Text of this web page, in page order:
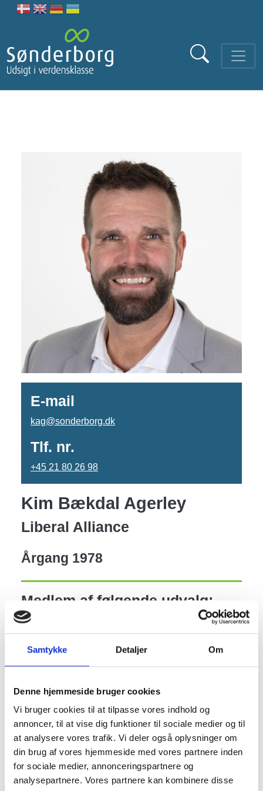
Samtykke Detaljer Om
Denne hjemmeside bruger cookies
Vi bruger cookies til at tilpasse vores indhold og
annoncer, til at vise dig funktioner til sociale medier og til
at analysere vores trafik. Vi deler også oplysninger om
din brug af vores hjemmeside med vores partnere inden
for sociale medier, annonceringspartnere og
analysepartnere. Vores partnere kan kombinere disse
E-mail
kag@sonderborg.dk
Tlf. nr.
+45 21 80 26 98
Kim Bækdal Agerley
Liberal Alliance
Årgang 1978
Medlem af følgende udvalg:
Børn-, Skole- og Familieudvalget
sidste kommunalvalg:
634
Medlemskaber og
bestyrelsesposter
Årligt
vederlag i
kr.